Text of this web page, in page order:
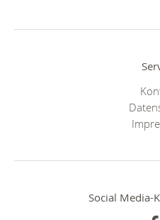
Social Media-